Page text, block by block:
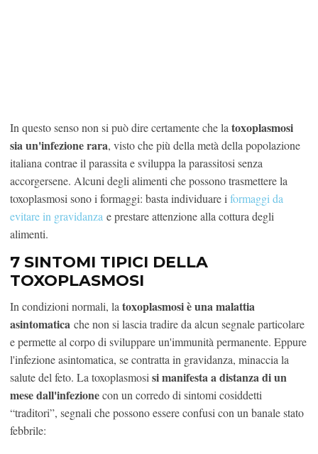
In questo senso non si può dire certamente che la toxoplasmosi
sia un'infezione rara, visto che più della metà della popolazione
italiana contrae il parassita e sviluppa la parassitosi senza
accorgersene. Alcuni degli alimenti che possono trasmettere la
toxoplasmosi sono i formaggi: basta individuare i formaggi da
evitare in gravidanza e prestare attenzione alla cottura degli
alimenti.
7 SINTOMI TIPICI DELLA
TOXOPLASMOSI
In condizioni normali, la toxoplasmosi è una malattia
asintomatica che non si lascia tradire da alcun segnale particolare
e permette al corpo di sviluppare un'immunità permanente. Eppure
l'infezione asintomatica, se contratta in gravidanza, minaccia la
salute del feto. La toxoplasmosi si manifesta a distanza di un
mese dall'infezionecon un corredo di sintomi cosiddetti
“traditori”, segnali che possono essere confusi con un banale stato
febbrile: